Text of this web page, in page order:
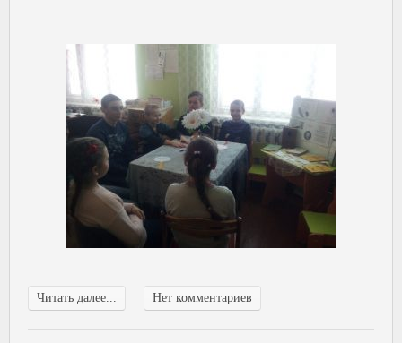
Читать далее... Нет комментариев